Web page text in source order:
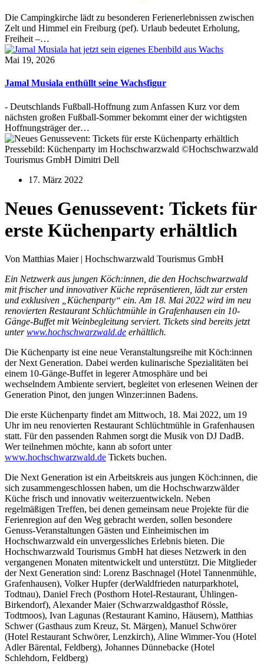
Die Campingkirche lädt zu besonderen Ferienerlebnissen zwischen
Zelt und Himmel ein Freiburg (pef). Urlaub bedeutet Erholung,
Freiheit –…
Mai 19, 2026
Jamal Musiala enthüllt seine Wachsfigur
- Deutschlands Fußball-Hoffnung zum Anfassen Kurz vor dem
nächsten großen Fußball-Sommer bekommt einer der wichtigsten
Hoffnungsträger der…
Pressebild: Küchenparty im Hochschwarzwald ©Hochschwarzwald
Tourismus GmbH Dimitri Dell
17. März 2022
Neues Genussevent: Tickets für
erste Küchenparty erhältlich
Von Matthias Maier | Hochschwarzwald Tourismus GmbH
Ein Netzwerk aus jungen Köch:innen, die den Hochschwarzwald
mit frischer und innovativer Küche repräsentieren, lädt zur ersten
und exklusiven „Küchenparty“ ein. Am 18. Mai 2022 wird im neu
renovierten Restaurant Schlüchtmühle in Grafenhausen ein 10-
Gänge-Buffet mit Weinbegleitung serviert. Tickets sind bereits jetzt
unterwww.hochschwarzwald.de erhältlich.
Die Küchenparty ist eine neue Veranstaltungsreihe mit Köch:innen
der Next Generation. Dabei werden kulinarische Spezialitäten bei
einem 10-Gänge-Buffet in legerer Atmosphäre und bei
wechselndem Ambiente serviert, begleitet von erlesenen Weinen der
Generation Pinot, den jungen Winzer:innen Badens.
Die erste Küchenparty findet am Mittwoch, 18. Mai 2022, um 19
Uhr im neu renovierten Restaurant Schlüchtmühle in Grafenhausen
statt. Für den passenden Rahmen sorgt die Musik von DJ DadB.
Wer teilnehmen möchte, kann ab sofort unter
www.hochschwarzwald.de Tickets buchen.
Die Next Generation ist ein Arbeitskreis aus jungen Köch:innen, die
sich zusammengeschlossen haben, um die Hochschwarzwälder
Küche frisch und innovativ weiterzuentwickeln. Neben
regelmäßigen Treffen, bei denen gemeinsam neue Projekte für die
Ferienregion auf den Weg gebracht werden, sollen besondere
Genuss-Veranstaltungen Gästen und Einheimischen im
Hochschwarzwald ein unvergessliches Erlebnis bieten. Die
Hochschwarzwald Tourismus GmbH hat dieses Netzwerk in den
vergangenen Monaten mitentwickelt und unterstützt. Die Mitglieder
der Next Generation sind: Lorenz Baschnagel (Hotel Tannenmühle,
Grafenhausen), Volker Hupfer (derWaldfrieden naturparkhotel,
Todtnau), Daniel Frech (Posthorn Hotel-Restaurant, Ühlingen-
Birkendorf), Alexander Maier (Schwarzwaldgasthof Rössle,
Todtmoos), Ivan Lagunas (Restaurant Kamino, Häusern), Matthias
Schwer (Gasthaus zum Kreuz, St. Märgen), Manuel Schwörer
(Hotel Restaurant Schwörer, Lenzkirch), Aline Wimmer-You (Hotel
Adler Bärental, Feldberg), Johannes Dünnebacke (Hotel
Schlehdorn, Feldberg)